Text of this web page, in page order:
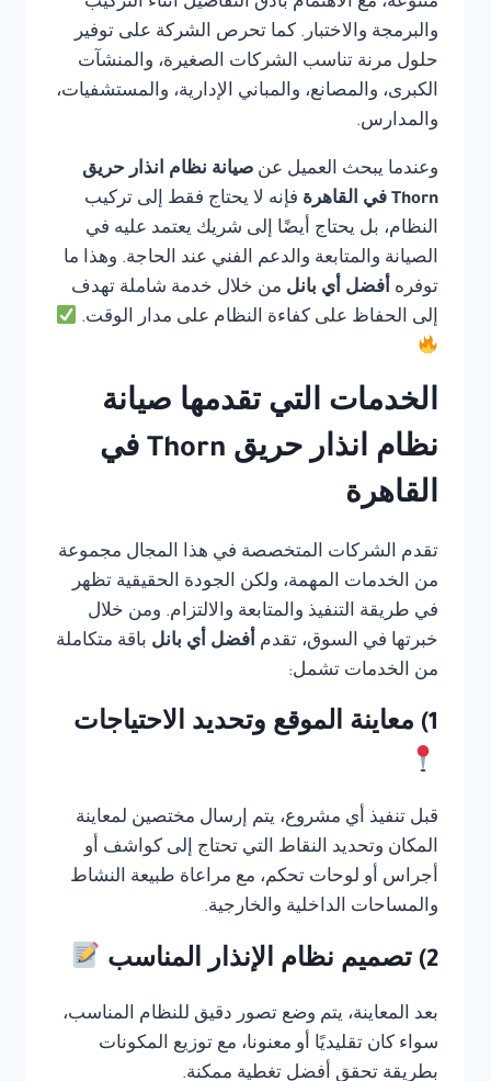
متنوعة، مع الاهتمام بأدق التفاصيل أثناء التركيب
والبرمجة والاختبار. كما تحرص الشركة على توفير
حلول مرنة تناسب الشركات الصغيرة، والمنشآت
الكبرى، والمصانع، والمباني الإدارية، والمستشفيات،
والمدارس.
وعندما يبحث العميل عن صيانة نظام انذار حريق
Thorn في القاهرة
فإنه لا يحتاج فقط إلى تركيب
النظام، بل يحتاج أيضًا إلى شريك يعتمد عليه في
الصيانة والمتابعة والدعم الفني عند الحاجة. وهذا ما
توفره أفضل أي بانل من خلال خدمة شاملة تهدف
إلى الحفاظ على كفاءة النظام على مدار الوقت.
الخدمات التي تقدمها صيانة
نظام انذار حريق Thorn في
القاهرة
تقدم الشركات المتخصصة في هذا المجال مجموعة
من الخدمات المهمة، ولكن الجودة الحقيقية تظهر
في طريقة التنفيذ والمتابعة والالتزام. ومن خلال
خبرتها في السوق، تقدم أفضل أي بانل باقة متكاملة
من الخدمات تشمل:
1) معاينة الموقع وتحديد الاحتياجات
قبل تنفيذ أي مشروع، يتم إرسال مختصين لمعاينة
المكان وتحديد النقاط التي تحتاج إلى كواشف أو
أجراس أو لوحات تحكم، مع مراعاة طبيعة النشاط
والمساحات الداخلية والخارجية.
2) تصميم نظام الإنذار المناسب
بعد المعاينة، يتم وضع تصور دقيق للنظام المناسب،
سواء كان تقليديًا أو معنونا، مع توزيع المكونات
بطريقة تحقق أفضل تغطية ممكنة.